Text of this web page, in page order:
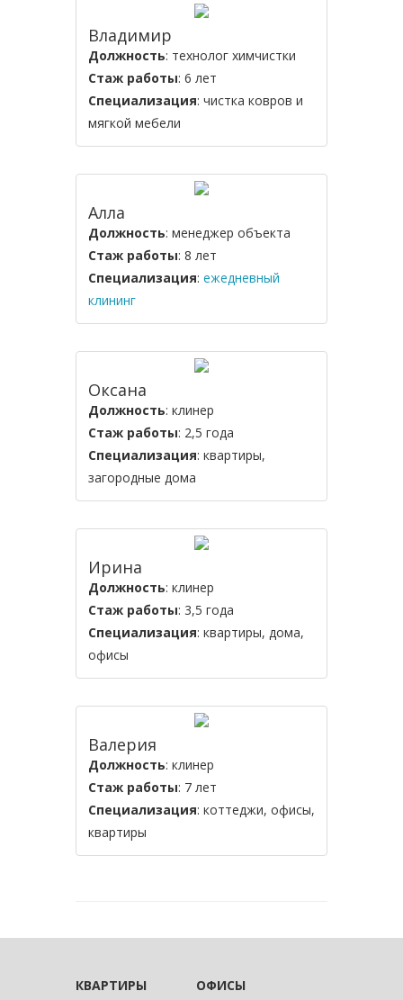
Владимир
Должность: технолог химчистки
Стаж работы: 6 лет
Специализация: чистка ковров и
мягкой мебели
Алла
Должность: менеджер объекта
Стаж работы: 8 лет
Специализация: ежедневный
клининг
Оксана
Должность: клинер
Стаж работы: 2,5 года
Специализация: квартиры,
загородные дома
Ирина
Должность: клинер
Стаж работы: 3,5 года
Специализация: квартиры, дома,
офисы
Валерия
Должность: клинер
Стаж работы: 7 лет
Специализация: коттеджи, офисы,
квартиры
КВАРТИРЫ
ОФИСЫ